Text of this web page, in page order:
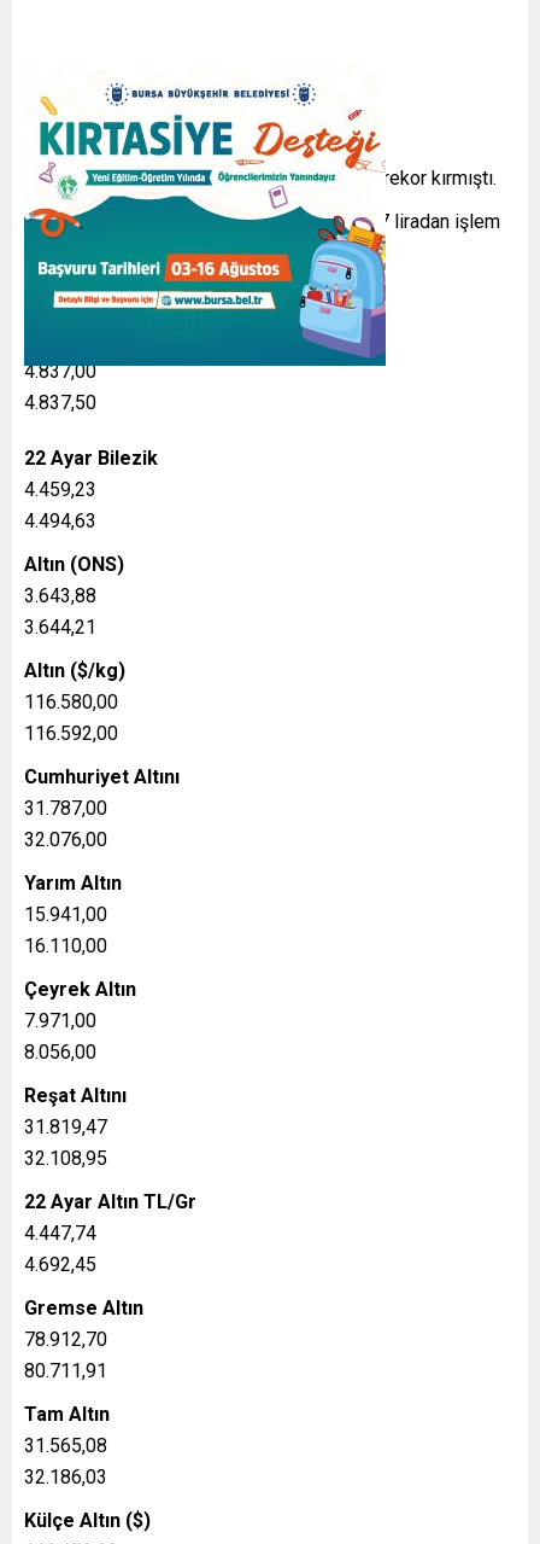
Gram altın dün 4 bin 852 liraya çıkarak yeni rekor kırmıştı.
Gram altın 9 Eylül 2025 sabahında 4 bin 837 liradan işlem
Salı gününe ait altın fiyatları şu şekilde…
4.837,00
4.837,50
22 Ayar Bilezik
4.459,23
4.494,63
Altın (ONS)
3.643,88
3.644,21
Altın ($/kg)
116.580,00
116.592,00
Cumhuriyet Altını
31.787,00
32.076,00
Yarım Altın
15.941,00
16.110,00
Çeyrek Altın
7.971,00
8.056,00
Reşat Altını
31.819,47
32.108,95
22 Ayar Altın TL/Gr
4.447,74
4.692,45
Gremse Altın
78.912,70
80.711,91
Tam Altın
31.565,08
32.186,03
Külçe Altın ($)